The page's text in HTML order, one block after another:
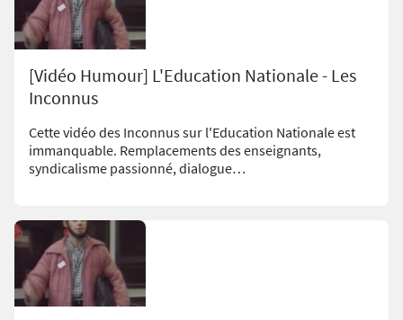
[Vidéo Humour] L'Education Nationale - Les
Inconnus
Cette vidéo des Inconnus sur l'Education Nationale est
immanquable. Remplacements des enseignants,
syndicalisme passionné, dialogue…